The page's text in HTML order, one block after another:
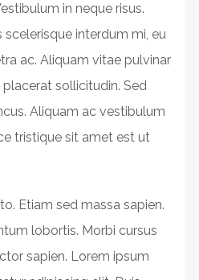
in neque risus.
scelerisque interdum mi, eu
ac. Aliquam vitae pulvinar
sollicitudin. Sed
Aliquam ac vestibulum
tristique sit amet est ut
Etiam sed massa sapien.
lobortis. Morbi cursus
sapien. Lorem ipsum